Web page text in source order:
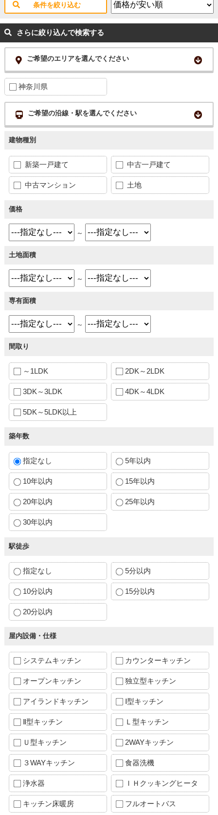
条件を絞り込む
さらに絞り込んで検索する
ご希望のエリアを選んでください
神奈川県
ご希望の沿線・駅を選んでください
建物種別
新築一戸建て 中古一戸建て
中古マンション 土地
価格
～
土地面積
～
専有面積
～
間取り
～1LDK 2DK～2LDK
3DK～3LDK 4DK～4LDK
5DK～5LDK以上
築年数
指定なし 5年以内
10年以内 15年以内
20年以内 25年以内
30年以内
駅徒歩
指定なし 5分以内
10分以内 15分以内
20分以内
屋内設備・仕様
システムキッチン カウンターキッチン
オープンキッチン 独立型キッチン
アイランドキッチン Ⅰ型キッチン
Ⅱ型キッチン Ｌ型キッチン
Ｕ型キッチン 2WAYキッチン
３WAYキッチン 食器洗機
浄水器 ＩＨクッキングヒータ
キッチン床暖房 フルオートバス